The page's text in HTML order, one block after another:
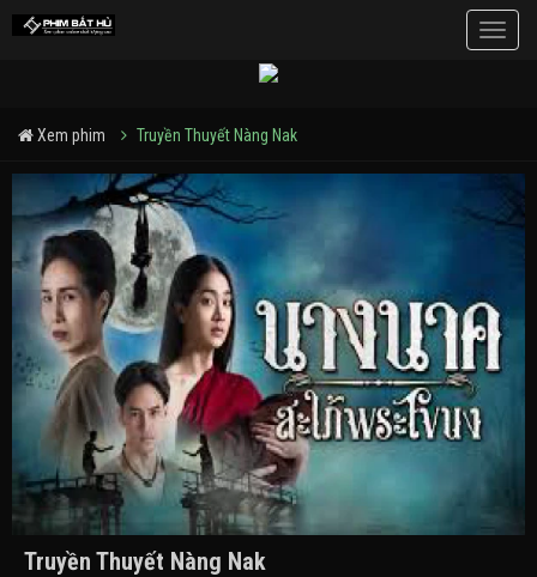
Toggle
Xem phim Truyền Thuyết Nàng Nak
Truyền Thuyết Nàng Nak